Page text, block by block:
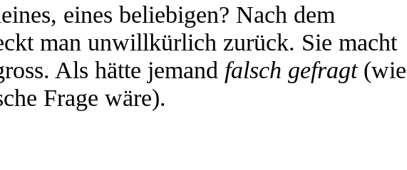
eines beliebigen? Nach dem
man unwillkürlich zurück. Sie macht
Als hätte jemand falsch gefragt(wie
Frage wäre).